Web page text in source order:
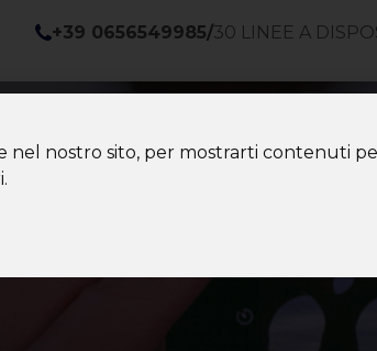
nel nostro sito, per mostrarti contenuti
+39 0656549985/30 LINEE A